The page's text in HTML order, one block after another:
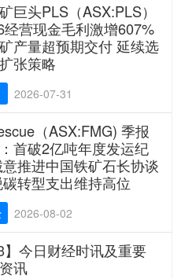
巨头PLS（ASX:PLS）
经营现金毛利激增607%
产量超预期交付 延续选
张策略
2026-07-31
（ASX:FMG) 季报
首破2亿吨年度发运纪
推进中国铁矿石长协谈
转型支出维持高位
2026-08-02
】今日财经时讯及重要
讯